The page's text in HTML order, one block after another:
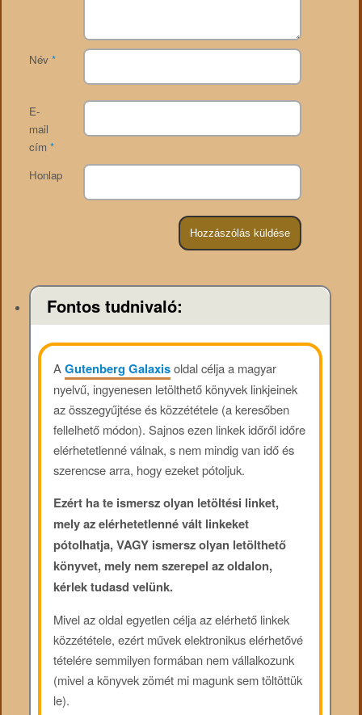
Név *
E-
mail
cím *
Honlap
Fontos tudnivaló:
AGutenberg Galaxisoldal célja a magyar
nyelvű, ingyenesen letölthető könyvek linkjeinek
az összegyűjtése és közzététele (a keresőben
fellelhető módon). Sajnos ezen linkek időről időre
elérhetetlenné válnak, s nem mindig van idő és
szerencse arra, hogy ezeket pótoljuk.
Ezért ha te ismersz olyan letöltési linket,
mely az elérhetetlenné vált linkeket
pótolhatja, VAGY ismersz olyan letölthető
könyvet, mely nem szerepel az oldalon,
kérlek tudasd velünk.
Mivel az oldal egyetlen célja az elérhető linkek
közzététele, ezért művek elektronikus elérhetővé
tételére semmilyen formában nem vállalkozunk
(mivel a könyvek zömét mi magunk sem töltöttük
le).